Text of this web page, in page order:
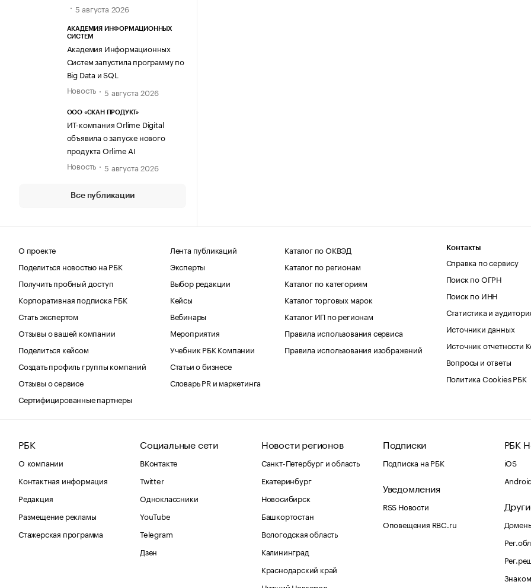
5 августа 2026
АКАДЕМИЯ ИНФОРМАЦИОННЫХ
СИСТЕМ
Академия Информационных
Систем запустила программу по
Big Data и SQL
Новость
5 августа 2026
ООО «СКАН ПРОДУКТ»
ИТ-компания Orlime Digital
объявила о запуске нового
продукта Orlime AI
Новость
5 августа 2026
Все публикации
О проекте
Поделиться новостью на РБК
Получить пробный доступ
Корпоративная подписка РБК
Стать экспертом
Отзывы о вашей компании
Поделиться кейсом
Создать профиль группы компаний
Отзывы о сервисе
Сертифицированные партнеры
Лента публикаций
Эксперты
Выбор редакции
Кейсы
Вебинары
Мероприятия
Учебник РБК Компании
Статьи о бизнесе
Словарь PR и маркетинга
Каталог по ОКВЭД
Каталог по регионам
Каталог по категориям
Каталог торговых марок
Каталог ИП по регионам
Правила использования сервиса
Правила использования изображений
Контакты
Справка по сервису
Поиск по ОГРН
Поиск по ИНН
Статистика и
Источники данных
Источник отчетности
Вопросы и ответы
Политика Cookies РБК
РБК
О компании
Контактная информация
Редакция
Размещение рекламы
Стажерская программа
Социальные сети
ВКонтакте
Twitter
Одноклассники
YouTube
Telegram
Дзен
Новости регионов
Санкт-Петербург и область
Екатеринбург
Новосибирск
Башкортостан
Вологодская область
Калининград
Краснодарский край
Подписки
Подписка на РБК
Уведомления
RSS Новости
Оповещения RBC.ru
РБК
iOS